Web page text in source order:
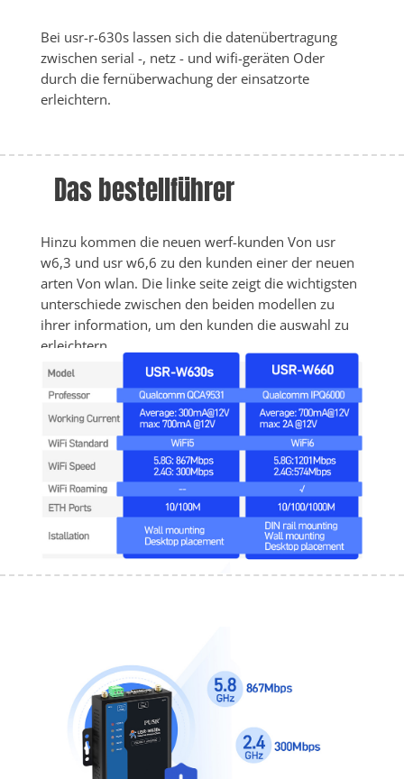
Bei usr-r-630s lassen sich die datenübertragung
zwischen serial -, netz - und wifi-geräten Oder
durch die fernüberwachung der einsatzorte
erleichtern.
Das bestellführer
Hinzu kommen die neuen werf-kunden Von usr
w6,3 und usr w6,6 zu den kunden einer der neuen
arten Von wlan. Die linke seite zeigt die wichtigsten
unterschiede zwischen den beiden modellen zu
ihrer information, um den kunden die auswahl zu
erleichtern.